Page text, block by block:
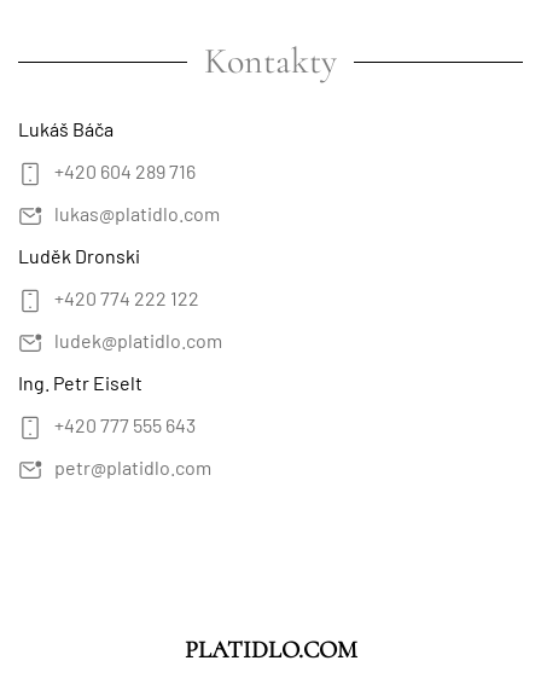
Kontakty
Lukáš Báča
+420 604 289 716
lukas@platidlo.com
Luděk Dronski
+420 774 222 122
ludek@platidlo.com
Ing. Petr Eiselt
+420 777 555 643
petr@platidlo.com
PLATIDLO.COM